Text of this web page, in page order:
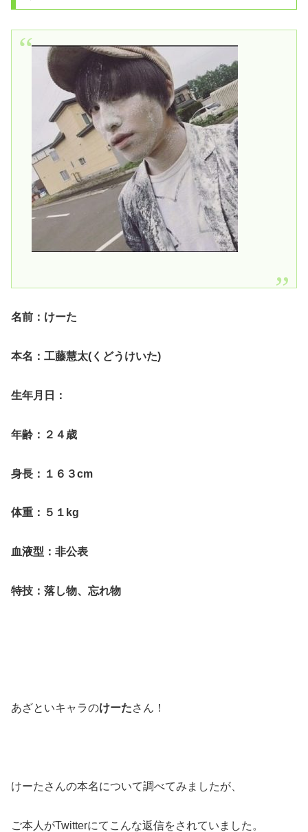
名前：けーた
本名：工藤慧太(くどうけいた)
生年月日：
年齢：２４歳
身長：１６３cm
体重：５１kg
血液型：非公表
特技：落し物、忘れ物
あざといキャラのけーたさん！
けーたさんの本名について調べてみましたが、
ご本人がTwitterにてこんな返信をされていました。